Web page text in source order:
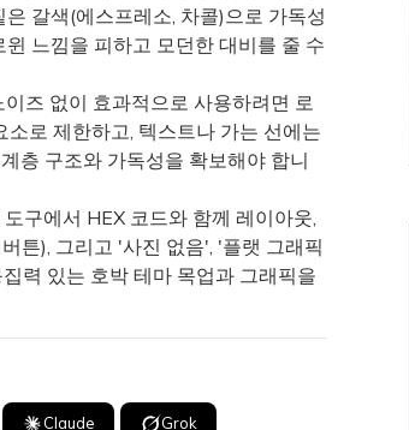
갈색(에스프레소, 차콜)으로 가독성
느낌을 피하고 모던한 대비를 줄 수
즈 없이 효과적으로 사용하려면 로
로 제한하고, 텍스트나 가는 선에는
층 구조와 가독성을 확보해야 합니
구에서 HEX 코드와 함께 레이아웃,
튼), 그리고 '사진 없음', '플랫 그래픽
력 있는 호박 테마 목업과 그래픽을
Claude Grok